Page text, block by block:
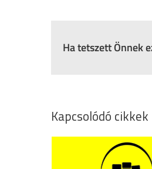
Ha tetszett Önnek
Kapcsolódó cikkek